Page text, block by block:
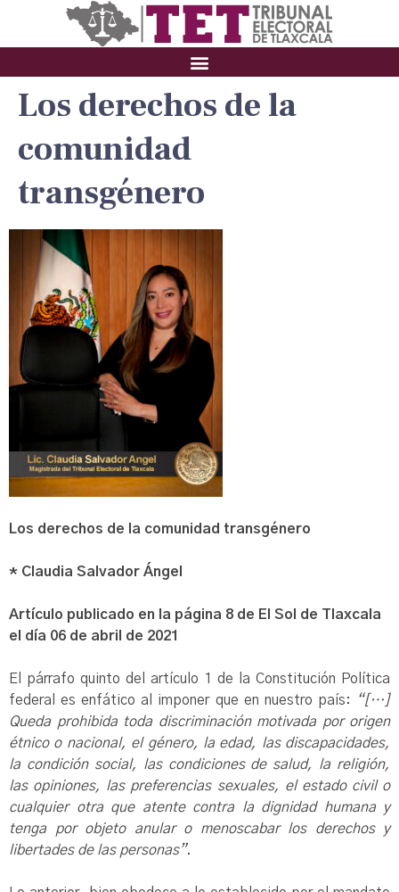
Los derechos de la
comunidad
transgénero
Los derechos de la comunidad transgénero
* Claudia Salvador Ángel
Artículo publicado en la página 8 de El Sol de Tlaxcala
el día 06 de abril de 2021
El párrafo quinto del artículo 1 de la Constitución Política
federal es enfático al imponer que en nuestro país:
“[…]
Queda prohibida toda discriminación motivada por origen
étnico o nacional, el género, la edad, las discapacidades,
la condición social, las condiciones de salud, la religión,
las opiniones, las preferencias sexuales, el estado civil o
cualquier otra que atente contra la dignidad humana y
tenga por objeto anular o menoscabar los derechos y
libertades de las personas”.